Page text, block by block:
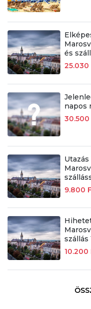
és
25.030
napos
30.500
9.800
szállás
10.200